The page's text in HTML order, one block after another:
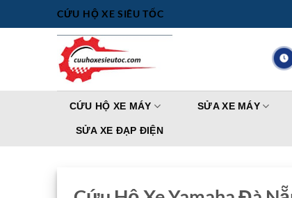
qua
CỨU HỘ XE SIÊU TỐC
CỨU HỘ XE MÁY SỬA XE MÁY
SỬA XE ĐẠP ĐIỆN